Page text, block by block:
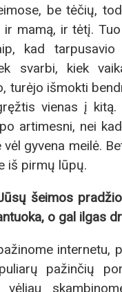
be tėčių,
ir mamą, ir tėtį.
kad tarpusavio
svarbi, kiek
turėjo išmokti
vienas į
artimesni, nei
gyvena meilė.
iš pirmų lūpų.
šeimos
o gal ilgas
internetu,
pažinčių
vėliau